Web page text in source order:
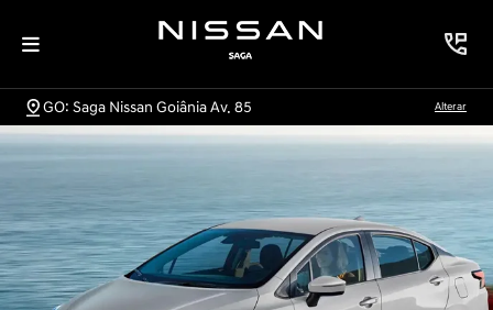
GO: Saga Nissan Goiânia Av. 85 Alterar